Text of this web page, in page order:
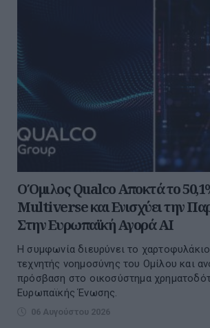
Ο Όμιλος Qualco Αποκτά το
Multiverse και Ενισχύει την
Στην Ευρωπαϊκή Αγορά ΑΙ
Η συμφωνία διευρύνει το
τεχνητής νοημοσύνης του Ομίλου και
πρόσβαση στο οικοσύστημα
Ευρωπαϊκής Ένωσης.
06 Αυγούστου 2026